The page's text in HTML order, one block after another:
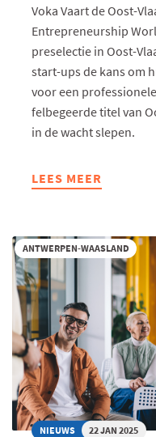
Voka Vaart de Oost-
Entrepreneurship
preselectie in Oost-
start-ups de kans om
voor een
felbegeerde titel van
in de wacht slepen.
LEES MEER
ABOUT
START-
UPS
SCHITTEREN
TIJDENS
EWC
VOORRONDE
ANTWERPEN-WAASLAND
NIEUWS 22 JAN 2025